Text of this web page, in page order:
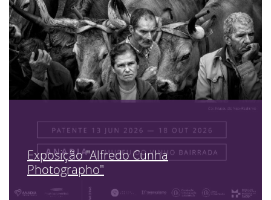
Exposição "Alfredo Cunha
Photographo"